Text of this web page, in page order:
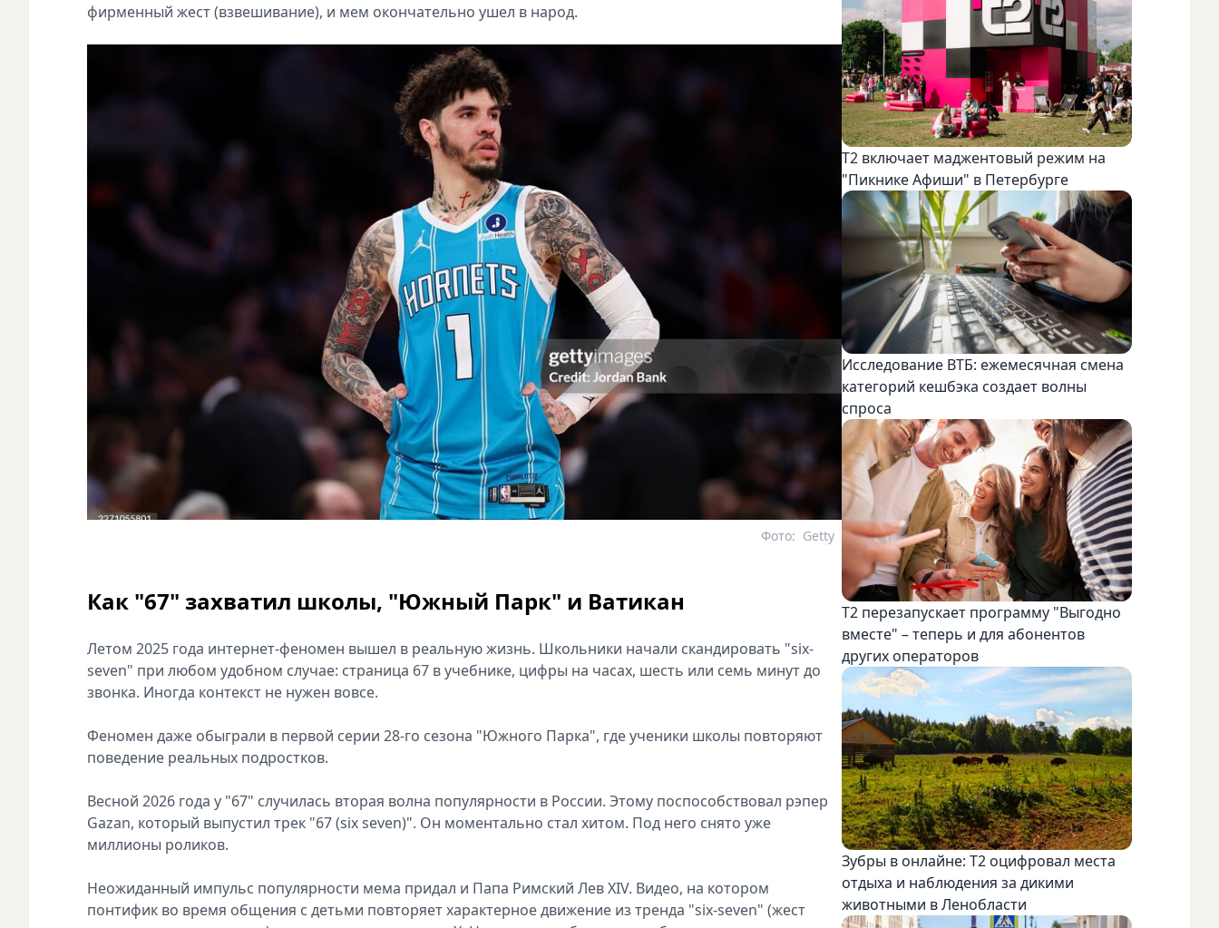
фирменный жест (взвешивание), и мем окончательно ушел в народ.
Getty
Фото:
Как "67" захватил школы, "Южный Парк" и Ватикан
Летом 2025 года интернет-феномен вышел в реальную жизнь. Школьники начали скандировать "six-
seven" при любом удобном случае: страница 67 в учебнике, цифры на часах, шесть или семь минут до
звонка. Иногда контекст не нужен вовсе.
Феномен даже обыграли в первой серии 28-го сезона "Южного Парка", где ученики школы повторяют
поведение реальных подростков.
Весной 2026 года у "67" случилась вторая волна популярности в России. Этому поспособствовал рэпер
Gazan, который выпустил трек "67 (six seven)". Он моментально стал хитом. Под него снято уже
миллионы роликов.
Неожиданный импульс популярности мема придал и Папа Римский Лев XIV. Видео, на котором
понтифик во время общения с детьми повторяет характерное движение из тренда "six-seven" (жест
Т2 включает маджентовый режим на
"Пикнике Афиши" в Петербурге
Исследование ВТБ: ежемесячная смена
категорий кешбэка создает волны
спроса
Т2 перезапускает программу "Выгодно
вместе" – теперь и для абонентов
других операторов
Зубры в онлайне: Т2 оцифровал места
отдыха и наблюдения за дикими
животными в Ленобласти